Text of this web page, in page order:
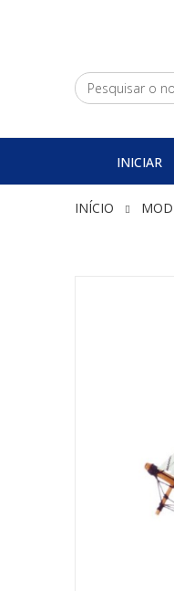
INICIAR
INÍCIO